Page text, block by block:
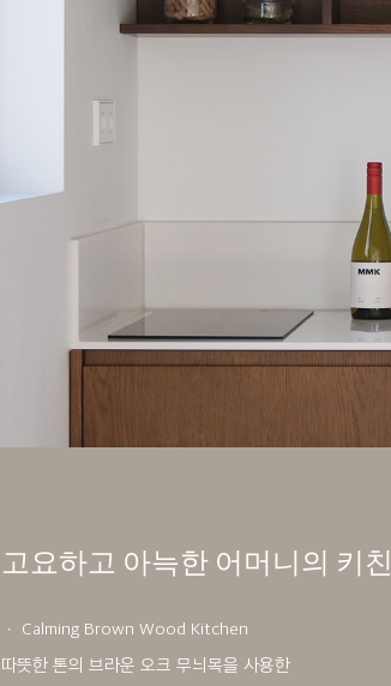
고요하고 아늑한 어머니의 키친
ㆍ Calming Brown Wood Kitchen
따뜻한 톤의 브라운 오크 무늬목을 사용한